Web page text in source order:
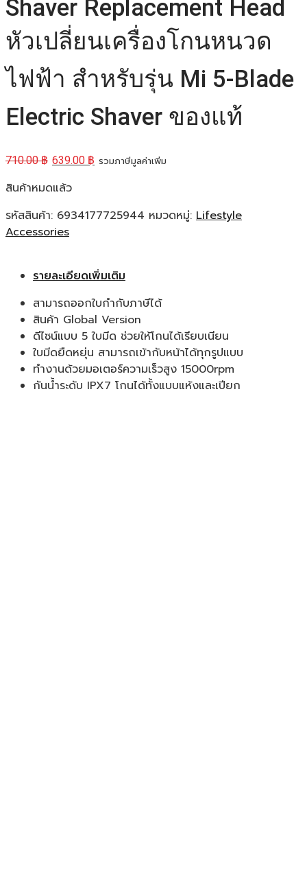
Shaver Replacement Head
หัวเปลี่ยนเครื่องโกนหนวด
ไฟฟ้า สำหรับรุ่น Mi 5-Blade
Electric Shaver ของแท้
710.00฿ 639.00 ฿ รวมภาษีมูลค่าเพิ่ม
สินค้าหมดแล้ว
รหัสสินค้า: 6934177725944 หมวดหมู่: Lifestyle
Accessories
รายละเอียดเพิ่มเติม
สามารถออกใบกำกับภาษีได้
สินค้า Global Version
ดีไซน์แบบ 5 ใบมีด ช่วยให้โกนได้เรียบเนียน
ใบมีดยืดหยุ่น สามารถเข้ากับหน้าได้ทุกรูปแบบ
ทำงานด้วยมอเตอร์ความเร็วสูง 15000rpm
กันน้ำระดับ IPX7 โกนได้ทั้งแบบแห้งและเปียก